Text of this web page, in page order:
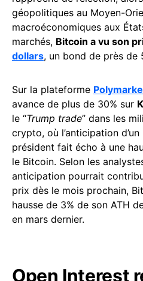
géopolitiques au Moyen-
macroéconomiques aux
marchés, Bitcoin a vu son
dollars, un bond de près de
Sur la plateforme
avance de plus de 30% sur
le “Trump trade” dans les
crypto, où l’anticipation
président fait écho à une
le Bitcoin. Selon les
anticipation pourrait
prix dès le mois prochain,
hausse de 3% de son ATH
en mars dernier.
Open Interest